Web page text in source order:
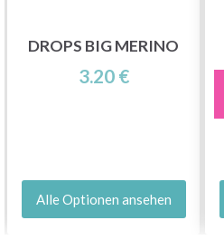
DROPS BIG MERINO
3.20 €
Alle Optionen ansehen